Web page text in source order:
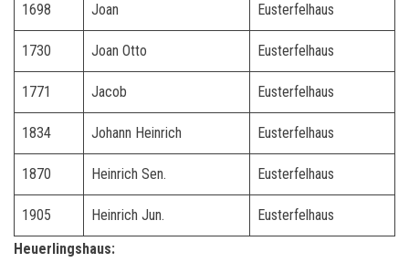
1698 Joan Eusterfelhaus
1730 Joan Otto Eusterfelhaus
1771 Jacob Eusterfelhaus
1834 Johann Heinrich Eusterfelhaus
1870 Heinrich Sen. Eusterfelhaus
1905 Heinrich Jun.
Eusterfelhaus
Heuerlingshaus: